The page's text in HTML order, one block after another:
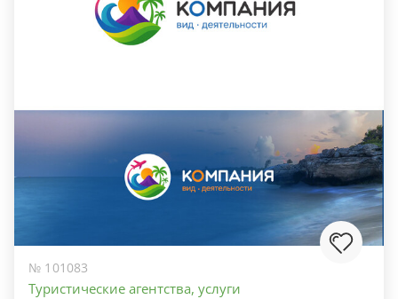
№ 101083
Туристические агентства, услуги